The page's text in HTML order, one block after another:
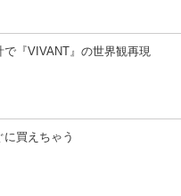
で『VIVANT』の世界観再現
買えちゃう